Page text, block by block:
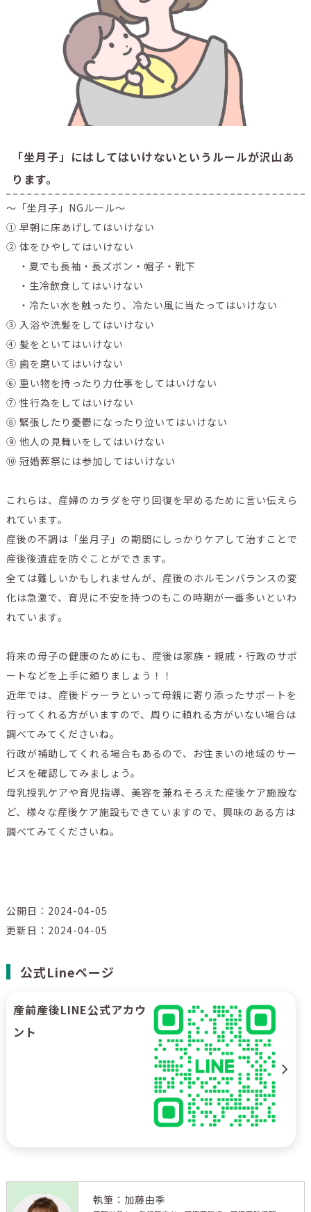
「坐月子」にはしてはいけないというルールが沢山あ
ります。
～「坐月子」NGルール～
① 早朝に床あげしてはいけない
② 体をひやしてはいけない
・夏でも長袖・長ズボン・帽子・靴下
・生冷飲食してはいけない
・冷たい水を触ったり、冷たい風に当たってはいけない
③ 入浴や洗髪をしてはいけない
④ 髪をといてはいけない
⑤ 歯を磨いてはいけない
⑥ 重い物を持ったり力仕事をしてはいけない
⑦ 性行為をしてはいけない
⑧ 緊張したり憂鬱になったり泣いてはいけない
⑨ 他人の見舞いをしてはいけない
⑩ 冠婚葬祭には参加してはいけない
これらは、産婦のカラダを守り回復を早めるために言い伝えら
れています。
産後の不調は「坐月子」の期間にしっかりケアして治すことで
産後後遺症を防ぐことができます。
全ては難しいかもしれませんが、産後のホルモンバランスの変
化は急激で、育児に不安を持つのもこの時期が一番多いといわ
れています。
将来の母子の健康のためにも、産後は家族・親戚・行政のサポ
ートなどを上手に頼りましょう！！
近年では、産後ドゥーラといって母親に寄り添ったサポートを
行ってくれる方がいますので、周りに頼れる方がいない場合は
調べてみてくださいね。
行政が補助してくれる場合もあるので、お住まいの地域のサー
ビスを確認してみましょう。
母乳授乳ケアや育児指導、美容を兼ねそろえた産後ケア施設な
ど、様々な産後ケア施設もできていますので、興味のある方は
調べてみてくださいね。
公開日：2024-04-05
更新日：2024-04-05
公式Lineページ
産前産後LINE公式アカウ
ント
執筆：加藤由季